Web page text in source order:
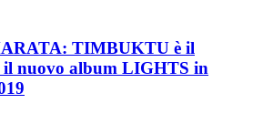
TIMBUKTU è il
il nuovo album LIGHTS in